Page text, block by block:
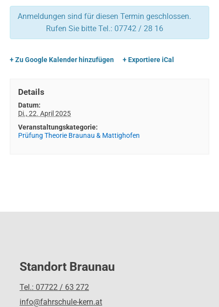
Anmeldungen sind für diesen Termin geschlossen.
Rufen Sie bitte Tel.: 07742 / 28 16
+ Zu Google Kalender hinzufügen + Exportiere iCal
Details
Datum:
Di., 22. April 2025
Veranstaltungskategorie:
Prüfung Theorie Braunau & Mattighofen
Standort Braunau
Tel.: 07722 / 63 272
info@fahrschule-kern.at